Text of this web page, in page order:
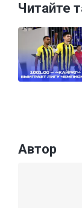
Читайте
Автор